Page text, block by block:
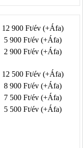
12 900 Ft/év (+Áfa)
5 900 Ft/év (+Áfa)
2 900 Ft/év (+Áfa)
12 500 Ft/év (+Áfa)
8 900 Ft/év (+Áfa)
7 500 Ft/év (+Áfa)
5 500 Ft/év (+Áfa)